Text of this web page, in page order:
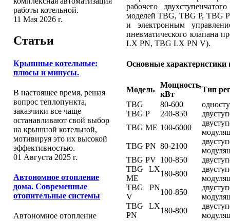
работы котельной.
11 Мая 2026 г.
Статьи
Крышные котельные:
плюсы и минусы.
В настоящее время, решая
вопрос теплопункта,
заказчики все чаще
останавливают свой выбор
на крышной котельной,
мотивируя это их высокой
эффективностью.
01 Августа 2025 г.
Автономное отопление
дома. Современные
отопительные системы
Автономное отопление
рабочего
моделей TBG, TBG Р, TBG
и электронным
пневматического клапана
LX PN, TBG LX PN V).
Основные характеристики
Модель
Мощность,
кВт
Тип
TBG
80-600
TBG P
240-850
TBG ME 100-6000
TBG PN 80-2100
TBG PV 100-850
TBG LX
ME
180-800
TBG PN
V
100-850
TBG LX
PN
180-800